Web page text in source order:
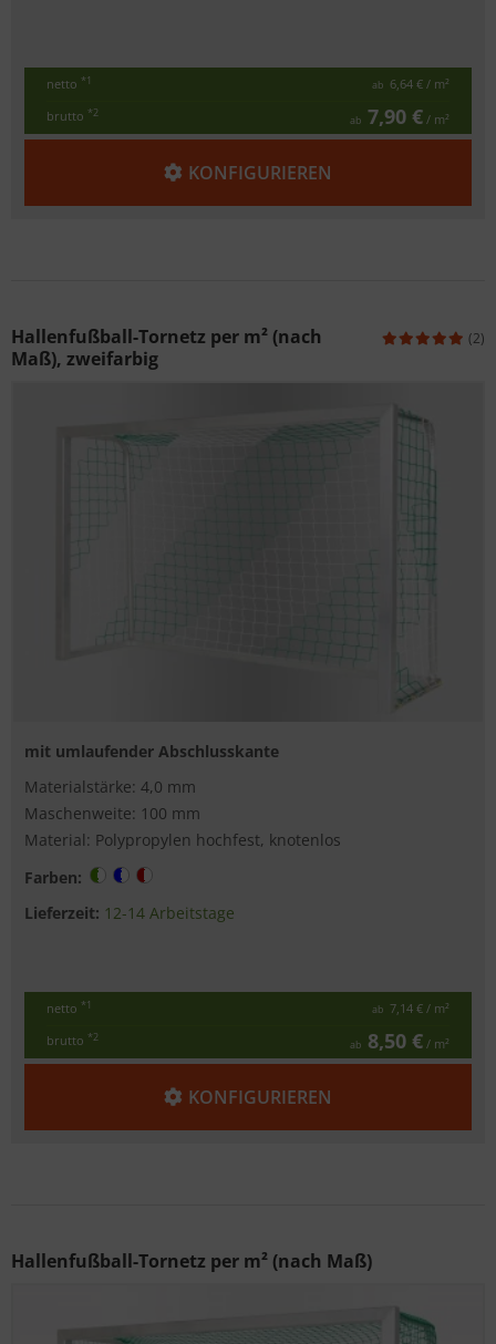
netto *1 ab 6,64 € / m²
brutto *2
ab 7,90 € / m²
KONFIGURIEREN
Hallenfußball-Tornetz per m² (nach
Maß), zweifarbig
(2)
mit umlaufender Abschlusskante
Materialstärke: 4,0 mm
Maschenweite: 100 mm
Material: Polypropylen hochfest, knotenlos
Farben:
Lieferzeit: 12-14 Arbeitstage
netto *1 ab 7,14 € / m²
brutto *2
ab 8,50 € / m²
KONFIGURIEREN
Hallenfußball-Tornetz per m² (nach Maß)